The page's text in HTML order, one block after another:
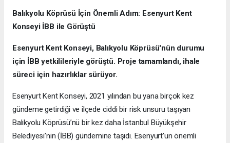
Balıkyolu Köprüsü İçin Önemli Adım: Esenyurt Kent
Konseyi İBB ile Görüştü
Esenyurt Kent Konseyi, Balıkyolu Köprüsü'nün durumu
için İBB yetkilileriyle görüştü. Proje tamamlandı, ihale
süreci için hazırlıklar sürüyor.
Esenyurt Kent Konseyi, 2021 yılından bu yana birçok kez
gündeme getirdiği ve ilçede ciddi bir risk unsuru taşıyan
Balıkyolu Köprüsü’nü bir kez daha İstanbul Büyükşehir
Belediyesi’nin (İBB) gündemine taşıdı. Esenyurt’un önemli